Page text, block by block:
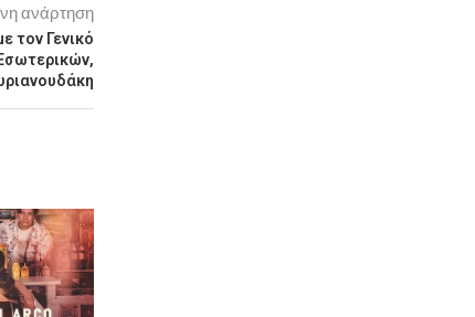
ανάρτηση
τον Γενικό